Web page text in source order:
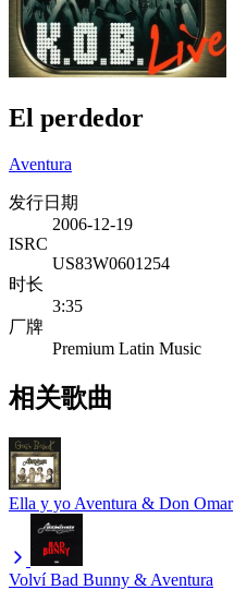
El perdedor
Aventura
发行日期
2006-12-19
ISRC
US83W0601254
时长
3:35
厂牌
Premium Latin Music
相关歌曲
Ella y yo Aventura & Don Omar
Volví Bad Bunny & Aventura